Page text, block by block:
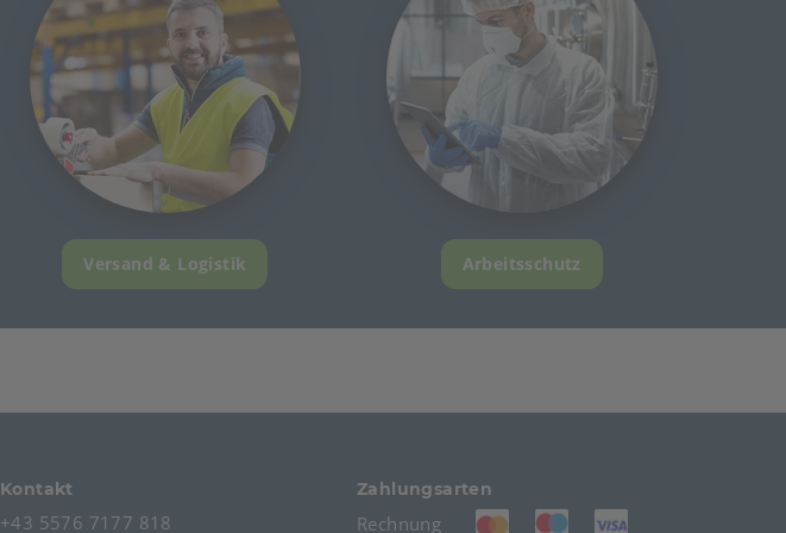
Versand & Logistik Arbeitsschutz
Kontakt
+43 5576 7177 818
Zahlungsarten
Rechnung (öffnet in neuem Tab)
(öffnet in neuem Tab)
(öffnet in neuem